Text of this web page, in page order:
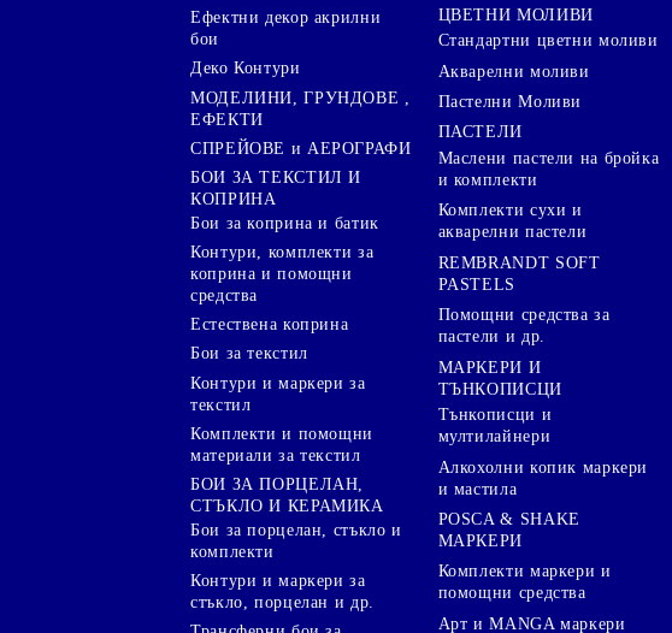
Ефектни декор акрилни
бои
Деко Контури
МОДЕЛИНИ, ГРУНДОВЕ ,
ЕФЕКТИ
СПРЕЙОВЕ и АЕРОГРАФИ
БОИ ЗА ТЕКСТИЛ И
КОПРИНА
Бои за коприна и батик
Контури, комплекти за
коприна и помощни
средства
Естествена коприна
Бои за текстил
Контури и маркери за
текстил
Комплекти и помощни
материали за текстил
БОИ ЗА ПОРЦЕЛАН,
СТЪКЛО И КЕРАМИКА
Бои за порцелан, стъкло и
комплекти
Контури и маркери за
стъкло, порцелан и др.
ЦВЕТНИ МОЛИВИ
Стандартни цветни моливи
Акварелни моливи
Пастелни Моливи
ПАСТЕЛИ
Маслени пастели на бройка
и комплекти
Комплекти сухи и
акварелни пастели
REMBRANDT SOFT
PASTELS
Помощни средства за
пастели и др.
МАРКЕРИ И
ТЪНКОПИСЦИ
Тънкописци и
мултилайнери
Алкохолни копик маркери
и мастила
POSCA & SHAKE
МАРКЕРИ
Комплекти маркери и
помощни средства
Арт и MANGA маркери